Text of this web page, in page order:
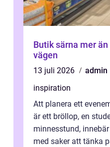
Butik särna mer än bara en mack vid
vägen
13 juli 2026
admin
inspiration
Att planera ett
är ett bröllop, en
minnesstund,
med saker att tänka